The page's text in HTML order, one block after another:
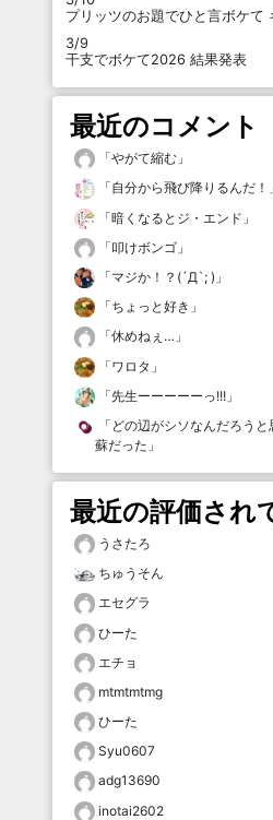
プリッツのお題でひと言ボケて
3/9
干支でボケて2026 結果発表
最近のコメント
「やがて縮む 」
「自分から飛び降りるんだ！
「暗くなるとジ・エンド 」
「叩けボンゴ 」
「マジか！？(´Д`; ) 」
「ちょっと好き 」
「休めねぇ… 」
「ワロタ 」
「先生ーーーーーっ!!! 」
「 どの辺がシソなんだろう
蘇だった 」
最近の評価され
うさたろ
ちゅうそん
エセグラ
ひーた
エチョ
mtmtmtmg
ひーた
Syu0607
adg13690
inotai2602